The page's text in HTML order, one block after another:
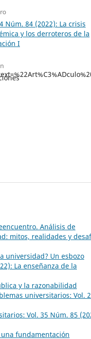
Núm. 84 (2022): La crisis
y los derroteros de la
I
Análisis de
mitos, realidades y
universidad? Un esbozo
La enseñanza de la
y la razonabilidad
universitarios: Vol.
Vol. 35 Núm. 85
fundamentación